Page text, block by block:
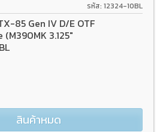
รหัส: 12324-10BL
85 Gen IV D/E OTF
3.125"
สินค้าหมด